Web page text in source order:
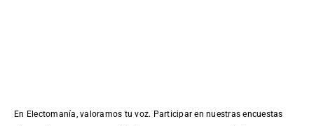
En Electomanía, valoramos tu voz. Participar en nuestras encuestas